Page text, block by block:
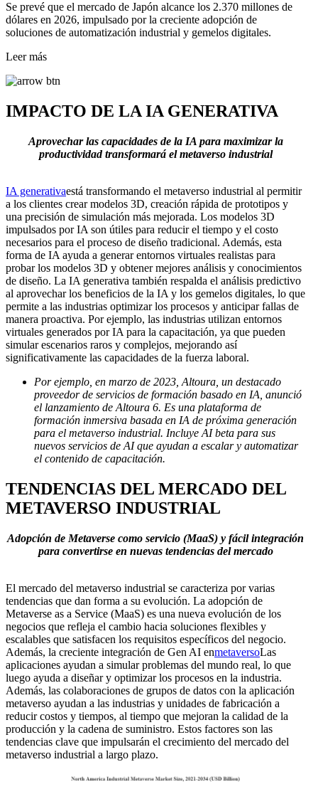
Se prevé que el mercado de Japón alcance los 2.370 millones de
dólares en 2026, impulsado por la creciente adopción de
soluciones de automatización industrial y gemelos digitales.
Leer más
IMPACTO DE LA IA GENERATIVA
Aprovechar las capacidades de la IA para maximizar la
productividad transformará el metaverso industrial
IA generativaestá transformando el metaverso industrial al permitir
a los clientes crear modelos 3D, creación rápida de prototipos y
una precisión de simulación más mejorada. Los modelos 3D
impulsados ​​por IA son útiles para reducir el tiempo y el costo
necesarios para el proceso de diseño tradicional. Además, esta
forma de IA ayuda a generar entornos virtuales realistas para
probar los modelos 3D y obtener mejores análisis y conocimientos
de diseño. La IA generativa también respalda el análisis predictivo
al aprovechar los beneficios de la IA y los gemelos digitales, lo que
permite a las industrias optimizar los procesos y anticipar fallas de
manera proactiva. Por ejemplo, las industrias utilizan entornos
virtuales generados por IA para la capacitación, ya que pueden
simular escenarios raros y complejos, mejorando así
significativamente las capacidades de la fuerza laboral.
Por ejemplo, en marzo de 2023, Altoura, un destacado
proveedor de servicios de formación basado en IA, anunció
el lanzamiento de Altoura 6. Es una plataforma de
formación inmersiva basada en IA de próxima generación
para el metaverso industrial. Incluye AI beta para sus
nuevos servicios de AI que ayudan a escalar y automatizar
el contenido de capacitación.
TENDENCIAS DEL MERCADO DEL
METAVERSO INDUSTRIAL
Adopción de Metaverse como servicio (MaaS) y fácil integración
para convertirse en nuevas tendencias del mercado
El mercado del metaverso industrial se caracteriza por varias
tendencias que dan forma a su evolución. La adopción de
Metaverse as a Service (MaaS) es una nueva evolución de los
negocios que refleja el cambio hacia soluciones flexibles y
escalables que satisfacen los requisitos específicos del negocio.
Además, la creciente integración de Gen AI enmetaversoLas
aplicaciones ayudan a simular problemas del mundo real, lo que
luego ayuda a diseñar y optimizar los procesos en la industria.
Además, las colaboraciones de grupos de datos con la aplicación
metaverso ayudan a las industrias y unidades de fabricación a
reducir costos y tiempos, al tiempo que mejoran la calidad de la
producción y la cadena de suministro. Estos factores son las
tendencias clave que impulsarán el crecimiento del mercado del
metaverso industrial a largo plazo.